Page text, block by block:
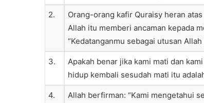
2.
Orang-orang kafir Quraisy heran
Allah itu memberi ancaman kepada
“Kedatanganmu sebagai utusan
3.
Apakah benar jika kami mati dan
hidup kembali sesudah mati itu
4.
Allah berfirman: “Kami mengetahui